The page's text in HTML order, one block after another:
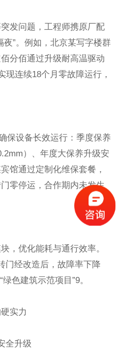
发问题，工程师携原厂配
”。例如，北京某写字楼群
分佰通过升级耐高温驱动
现连续18个月零故障运行，
保设备长效运行：季度保养
）、年度大保养升级安
馆通过定制化维保套餐，
零停运，合作期内未发生
，优化能耗与通行效率。
门经改造后，故障率下降
色建筑示范项目”9。
实力
全升级